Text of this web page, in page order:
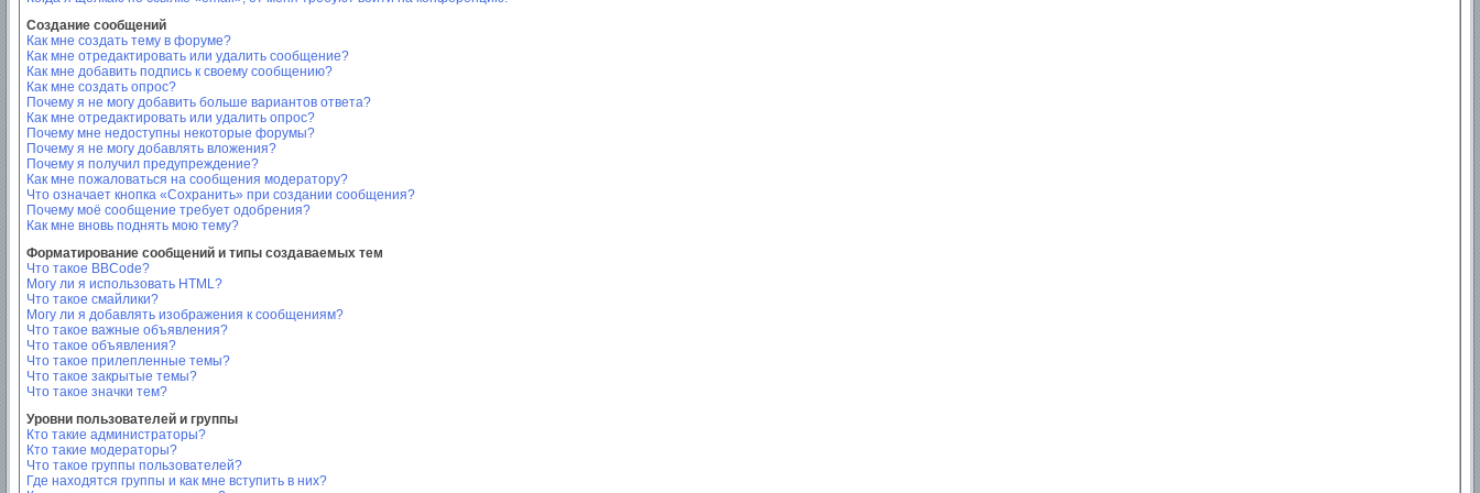
Создание сообщений
Как мне создать тему в форуме?
Как мне отредактировать или удалить сообщение?
Как мне добавить подпись к своему сообщению?
Как мне создать опрос?
Почему я не могу добавить больше вариантов ответа?
Как мне отредактировать или удалить опрос?
Почему мне недоступны некоторые форумы?
Почему я не могу добавлять вложения?
Почему я получил предупреждение?
Как мне пожаловаться на сообщения модератору?
Что означает кнопка «Сохранить» при создании сообщения?
Почему моё сообщение требует одобрения?
Как мне вновь поднять мою тему?
Форматирование сообщений и типы создаваемых тем
Что такое BBCode?
Могу ли я использовать HTML?
Что такое смайлики?
Могу ли я добавлять изображения к сообщениям?
Что такое важные объявления?
Что такое объявления?
Что такое прилепленные темы?
Что такое закрытые темы?
Что такое значки тем?
Уровни пользователей и группы
Кто такие администраторы?
Кто такие модераторы?
Что такое группы пользователей?
Где находятся группы и как мне вступить в них?